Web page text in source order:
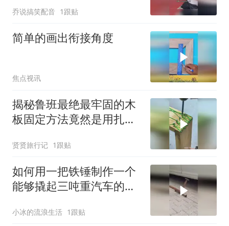
乔说搞笑配音 1跟贴
简单的画出衔接角度
焦点视讯
揭秘鲁班最绝最牢固的木
板固定方法竟然是用扎带
贤贤旅行记 1跟贴
如何用一把铁锤制作一个
能够撬起三吨重汽车的千
小冰的流浪生活 1跟贴